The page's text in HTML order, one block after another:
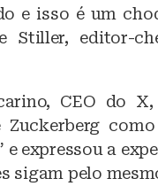
e isso é um
Stiller, editor-
CEO do
Zuckerberg
e expressou a
sigam pelo